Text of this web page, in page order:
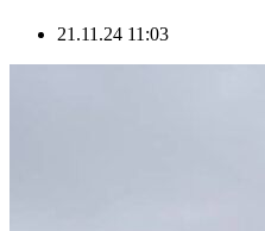
21.11.24 11:03